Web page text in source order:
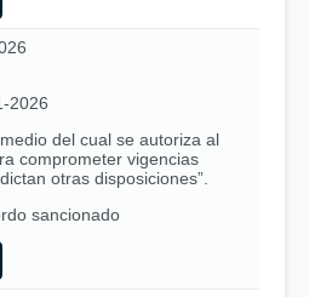
2026
del cual se autoriza al
comprometer vigencias
otras disposiciones”.
sancionado